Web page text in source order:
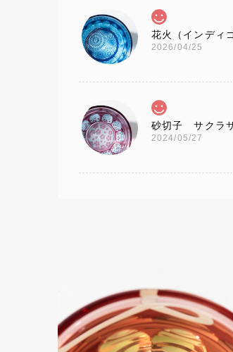
2026/04/25
2024/05/27
2023/07/03